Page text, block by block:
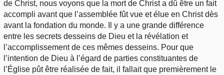
de Christ, nous voyons que la mort de Christ a dû être un fait
accompli avant que l’assemblée fût vue et élue en Christ dès
avant la fondation du monde. Il y a une grande différence
entre les secrets desseins de Dieu et la révélation et
l’accomplissement de ces mêmes desseins. Pour que
l’intention de Dieu à l’égard de parties constituantes de
l’Église pût être réalisée de fait, il fallait que premièrement le